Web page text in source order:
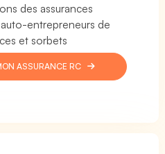
des assurances
entrepreneurs de
et sorbets
ASSURANCE RC